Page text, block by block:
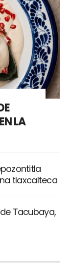
LA
tlaxcalteca
Tacubaya,